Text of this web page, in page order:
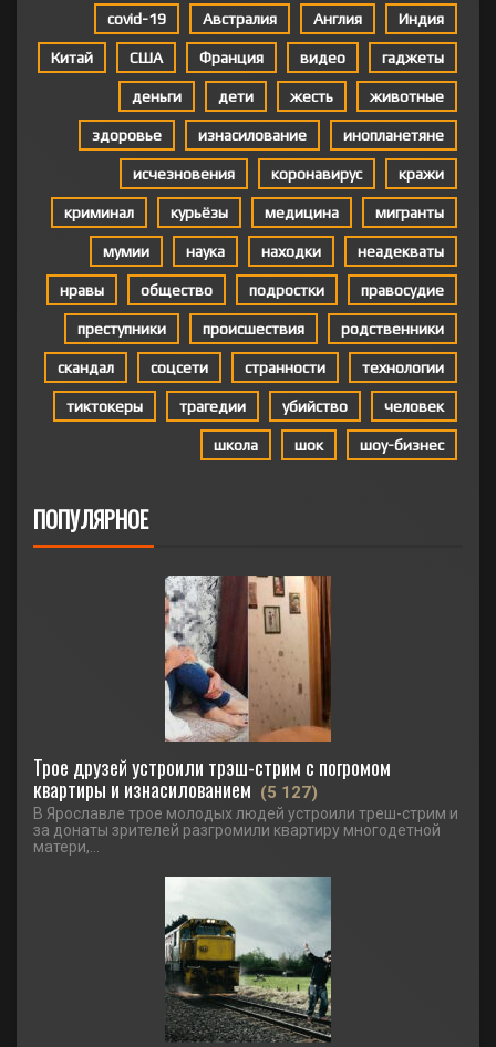
covid-19 Австралия Англия Индия
Китай США Франция видео гаджеты
деньги дети жесть животные
здоровье изнасилование инопланетяне
исчезновения коронавирус кражи
криминал курьёзы медицина мигранты
мумии наука находки неадекваты
нравы общество подростки правосудие
преступники происшествия родственники
скандал соцсети странности технологии
тиктокеры трагедии убийство человек
школа шок шоу-бизнес
ПОПУЛЯРНОЕ
Трое друзей устроили трэш-стрим с погромом
квартиры и изнасилованием (5 127)
В Ярославле трое молодых людей устроили треш-стрим и
за донаты зрителей разгромили квартиру многодетной
матери,...